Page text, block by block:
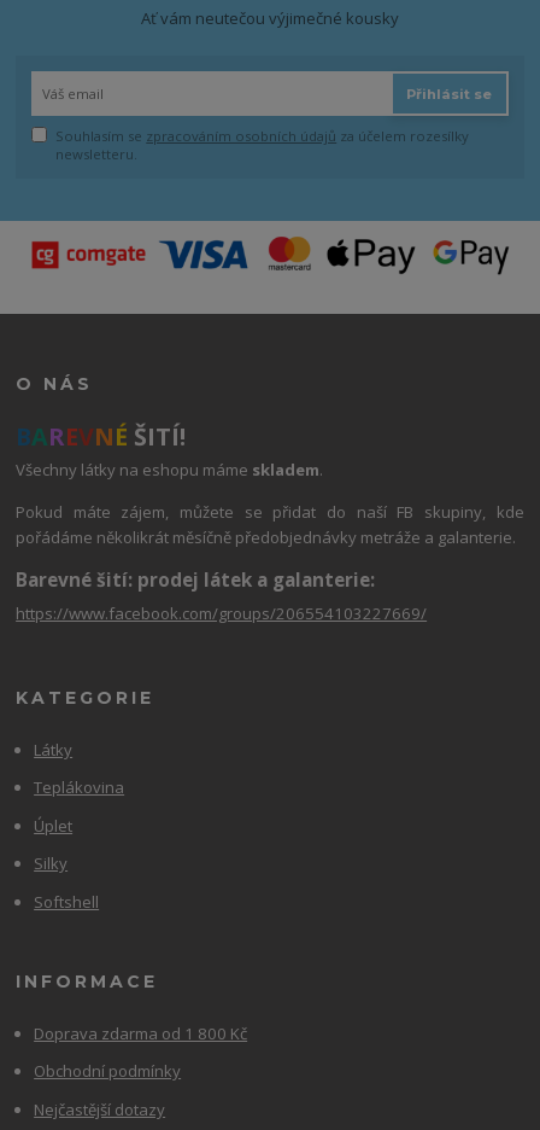
Ať vám neutečou výjimečné kousky
Přihlásit se
Souhlasím se zpracováním osobních údajů za účelem rozesílky
newsletteru.
O NÁS
BAREVNÉ ŠITÍ!
Všechny látky na eshopu máme skladem.
Pokud máte zájem, můžete se přidat do naší FB skupiny, kde
pořádáme několikrát měsíčně předobjednávky metráže a galanterie.
Barevné šití: prodej látek a galanterie:
https://www.facebook.com/groups/206554103227669/
KATEGORIE
Látky
Teplákovina
Úplet
Silky
Softshell
INFORMACE
Doprava zdarma od 1 800 Kč
Obchodní podmínky
Nejčastější dotazy